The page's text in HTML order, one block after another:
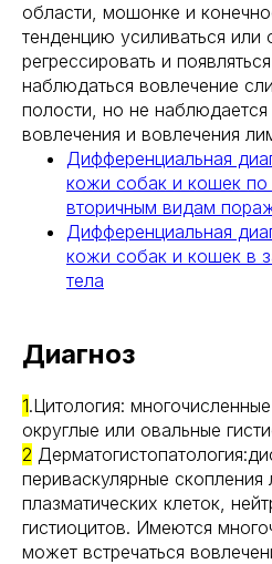
области, мошонке и
тенденцию усиливаться или
регрессировать и
наблюдаться вовлечение
полости, но не наблюдается
вовлечения и вовлечения
Дифференциальная
кожи собак и кошек по
вторичным видам
Дифференциальная
кожи собак и кошек в
тела
Диагноз
1.Цитология:
округлые или овальные
2
периваскулярные
плазматических клеток,
гистиоцитов. Имеются
может встречаться